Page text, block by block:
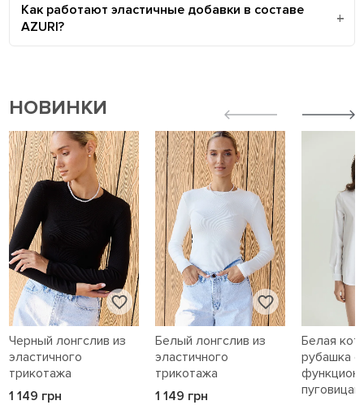
Как работают эластичные добавки в составе
AZURI?
НОВИНКИ
Черный лонгслив из
эластичного
трикотажа
1 149 грн
Белый лонгслив из
эластичного
трикотажа
1 149 грн
Белая
рубашка с